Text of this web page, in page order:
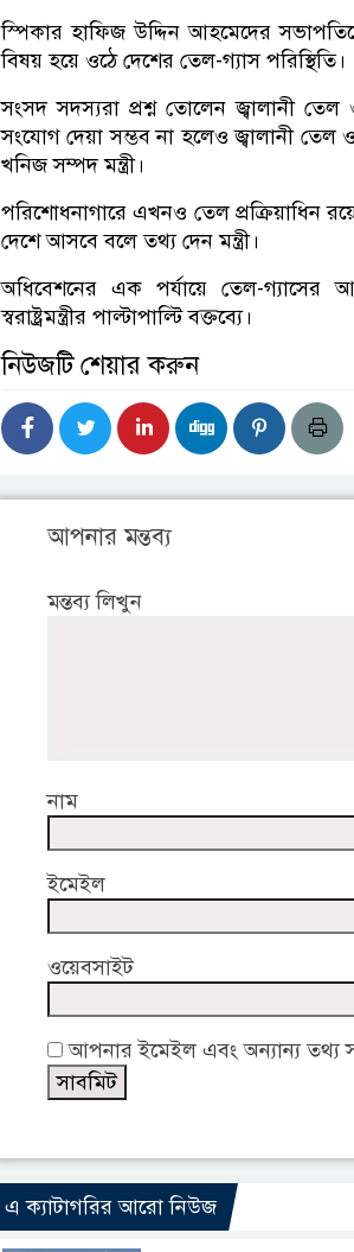
স্পিকার হাফিজ উদ্দিন আহমেদের
বিষয় হয়ে ওঠে দেশের তেল-গ্যাস পরিস্থিতি।
সংসদ সদস্যরা প্রশ্ন তোলেন জ্বালানী তেল
সংযোগ দেয়া সম্ভব না হলেও জ্বালানী তেল
খনিজ সম্পদ মন্ত্রী।
পরিশোধনাগারে এখনও তেল প্রক্রিয়াধিন
দেশে আসবে বলে তথ্য দেন মন্ত্রী।
অধিবেশনের এক পর্যায়ে তেল-গ্যাসের
স্বরাষ্ট্রমন্ত্রীর পাল্টাপাল্টি বক্তব্যে।
নিউজটি শেয়ার করুন
আপনার মন্তব্য
মন্তব্য লিখুন
নাম
ইমেইল
ওয়েবসাইট
আপনার ইমেইল এবং অন্যান্য তথ্য
এ ক্যাটাগরির আরো নিউজ